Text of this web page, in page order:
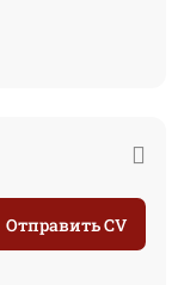
Отправить CV